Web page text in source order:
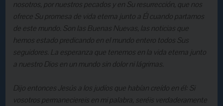
nosotros, por nuestros pecados y en Su resurrección, que nos
ofrece Su promesa de vida eterna junto a Él cuando partamos
de este mundo. Son las Buenas Nuevas, las noticias que
hemos estado predicando en el mundo entero todos Sus
seguidores. La esperanza que tenemos en la vida eterna junto
a nuestro Dios en un mundo sin dolor ni lágrimas.
Dijo entonces Jesús a los judíos que habían creído en él: Si
vosotros permaneciereis en mi palabra, seréis verdaderamente